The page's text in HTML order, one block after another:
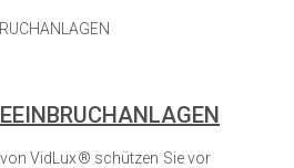
VidLux® schützen Sie vor